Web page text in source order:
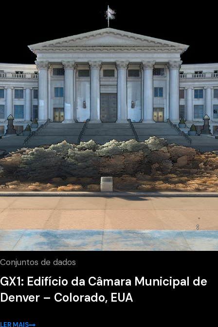
Conjuntos de dados
GX1: Edifício da Câmara Municipal de
Denver – Colorado, EUA
LER MAIS